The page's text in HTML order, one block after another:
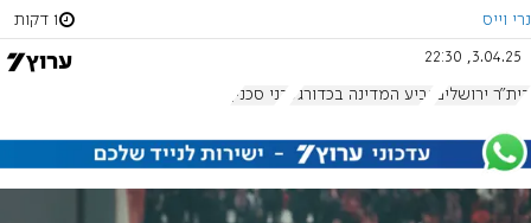
נרי וייס 1 דקות
3.04.25, 22:30
בית"ר ירושלים גביע המדינה בכדורגל בני סכנין